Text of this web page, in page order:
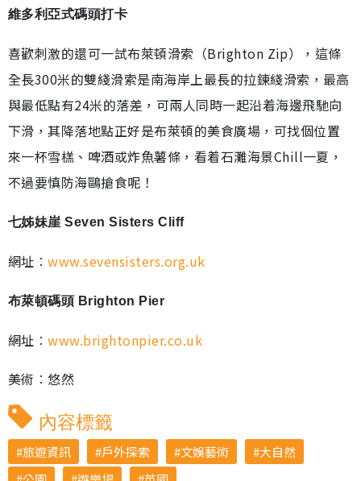
維多利亞式碼頭打卡
喜歡刺激的還可一試布萊頓滑索（Brighton Zip），這條
全長300米的雙綫滑索是南海岸上最長的拉鍊綫滑索，最高
與最低點有24米的落差，可兩人同時一起沿着海邊飛馳向
下滑，其降落地點正好是布萊頓的美食廣場，可找個位置
來一杯雪榚、啤酒或炸魚薯條，看着石灘海景Chill一夏，
不過要慎防海鷗搶食呢！
七姊妹崖 Seven Sisters Cliff
網址︰www.sevensisters.org.uk
布萊頓碼頭 Brighton Pier
網址︰www.brightonpier.co.uk
美術︰悠然
內容標籤
旅遊資訊 戶外探索 文娛藝術
大自然